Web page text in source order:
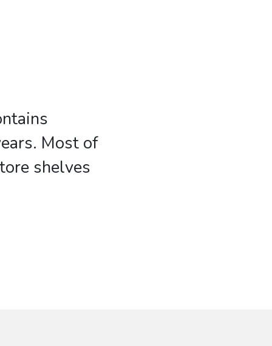
Most of
shelves